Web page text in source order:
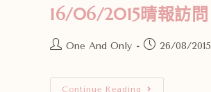
16/06/2015晴報訪問
One And Only 26/08/2015
Continue Reading